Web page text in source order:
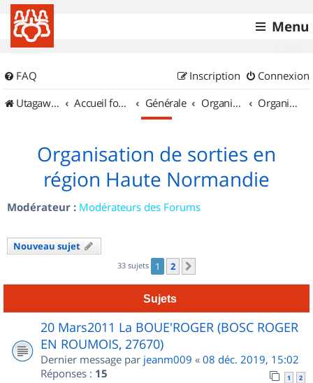
Menu
FAQ Connexion
Inscription
UtagawaVTT (Randos VTT et VTTAE avec traces GPS)
Accueil forum Générale Organisation de sorties & Recherche de partenaires Organisation de sorties en région Haute Normandie
Organisation de sorties en
région Haute Normandie
Modérateur : Modérateurs des Forums
Nouveau sujet
33 sujets 1 2
Sujets
20 Mars2011 La BOUE'ROGER (BOSC ROGER
EN ROUMOIS, 27670)
Dernier message par jeanm009 « 08 déc. 2019, 15:02
Réponses : 15 1 2